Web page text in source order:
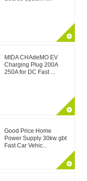
MIDA CHAdeMO EV
Charging Plug 200A
250A for DC Fast ...
Good Price Home
Power Supply 30kw gbt
Fast Car Vehic...